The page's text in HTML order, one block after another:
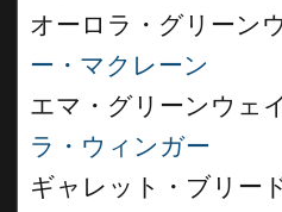
オーロラ・グリーン
ー・マクレーン
エマ・グリーンウェ
ラ・ウィンガー
ギャレット・ブリー